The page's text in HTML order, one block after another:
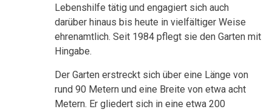
Lebenshilfe tätig und engagiert sich auch
darüber hinaus bis heute in vielfältiger Weise
ehrenamtlich. Seit 1984 pflegt sie den Garten mit
Hingabe.
Der Garten erstreckt sich über eine Länge von
rund 90 Metern und eine Breite von etwa acht
Metern. Er gliedert sich in eine etwa 200